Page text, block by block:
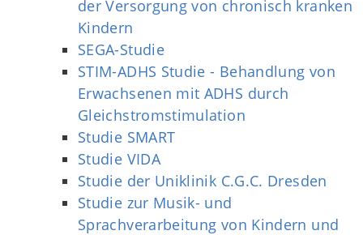
der Versorgung von chronisch kranken
Kindern
SEGA-Studie
STIM-ADHS Studie - Behandlung von
Erwachsenen mit ADHS durch
Gleichstromstimulation
Studie SMART
Studie VIDA
Studie der Uniklinik C.G.C. Dresden
Studie zur Musik- und
Sprachverarbeitung von Kindern und